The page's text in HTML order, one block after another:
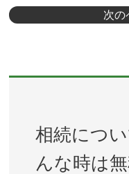
次の
相続につ
んな時は